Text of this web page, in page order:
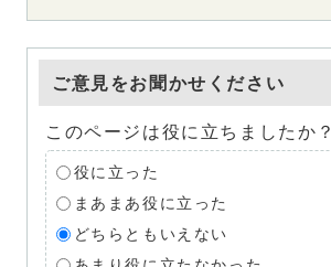
ご意見をお聞かせください
このページは役に立ちましたか？
役に立った
まあまあ役に立った
どちらともいえない